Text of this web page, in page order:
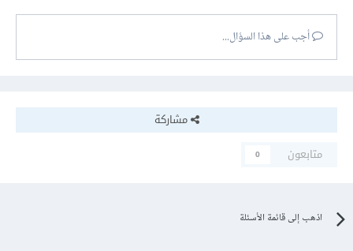
أجب على هذا السؤال...
مشاركة
متابعون
0
اذهب إلى قائمة الأسئلة